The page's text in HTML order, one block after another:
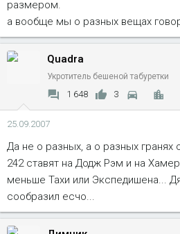
размером.
а вообще мы о разных вещах
Quadra
Укротитель бешеной табуретки
1 648 3
25.09.2007
Да не о разных, а о разных гранях
242 ставят на Додж Рэм и на
меньше Тахи или Экспедишена...
сообразил есчо...